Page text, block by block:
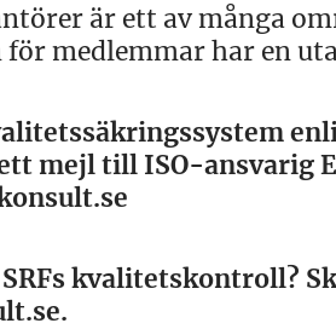
är ett av många
medlemmar har en
mejl till ISO-ansvarig
kvalitetskontroll?